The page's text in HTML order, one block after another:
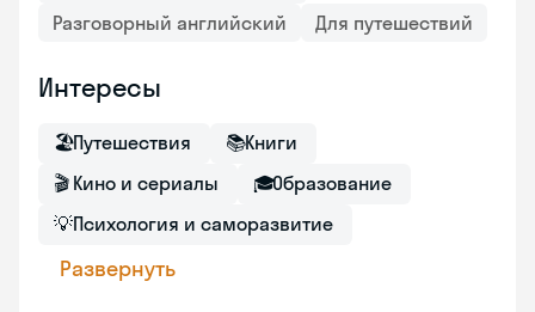
Разговорный английский
Для путешествий
Интересы
🏖Путешествия 📚Книги
🎬 Кино и сериалы 🎓Образование
💡Психология и саморазвитие
Развернуть